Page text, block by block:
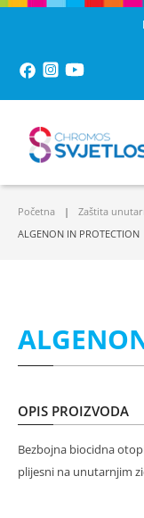
Početna Zaštita
ALGENON IN PROTECTION
OPIS PROIZVODA
Bezbojna biocidna
plijesni na unutarnjim